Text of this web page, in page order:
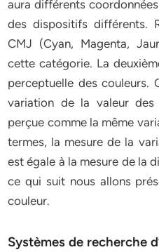
aura différents
des dispositifs différents.
CMJ (Cyan, Magenta,
cette catégorie. La
perceptuelle des couleurs.
variation de la valeur des
perçue comme la même
termes, la mesure de la
est égale à la mesure de la
ce qui suit nous allons
couleur.
Systèmes de recherche